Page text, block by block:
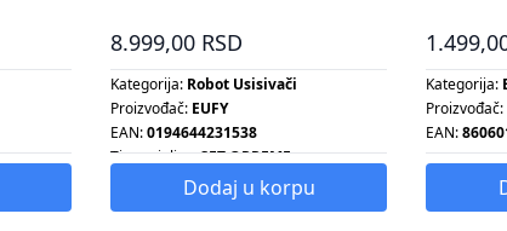
8.999,00 RSD
Kategorija: Robot Usisivači
Proizvođač: EUFY
EAN:0194644231538
Tip grejalice:SET OPREME
Tip radijatora:SET OPREME
Tip šporeta:
SET OPREME
Dodaj u korpu
Kategorija:
Proizvođač:
EAN: